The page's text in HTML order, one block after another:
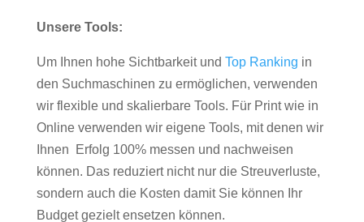
Unsere Tools:
Um Ihnen hohe Sichtbarkeit und Top Ranking in
den Suchmaschinen zu ermöglichen, verwenden
wir flexible und skalierbare Tools. Für Print wie in
Online verwenden wir eigene Tools, mit denen wir
Ihnen Erfolg 100% messen und nachweisen
können. Das reduziert nicht nur die Streuverluste,
sondern auch die Kosten damit Sie können Ihr
Budget gezielt ensetzen können.